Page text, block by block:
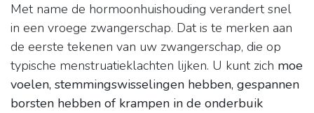
Met name de hormoonhuishouding verandert snel
in een vroege zwangerschap. Dat is te merken aan
de eerste tekenen van uw zwangerschap, die op
typische menstruatieklachten lijken. U kunt zich moe
voelen, stemmingswisselingen hebben, gespannen
borsten hebben of krampen in de onderbuik